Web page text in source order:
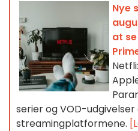
Nye
at
serier og VOD-
streamingplatformene.